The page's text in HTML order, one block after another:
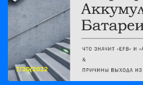
7/30/2022